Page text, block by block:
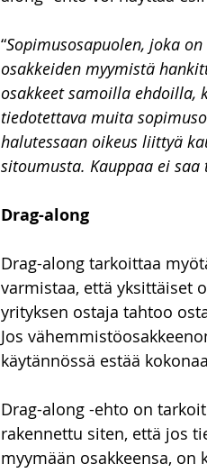
“Sopimusosapuolen, joka
osakkeiden myymistä
osakkeet samoilla ehdoilla,
tiedotettava muita
halutessaan oikeus liittyä
sitoumusta. Kauppaa ei
Drag-along
Drag-along tarkoittaa
varmistaa, että yksittäiset
yrityksen ostaja tahtoo
Jos
käytännössä estää
Drag-along -ehto on
rakennettu siten, että jos
myymään osakkeensa, on